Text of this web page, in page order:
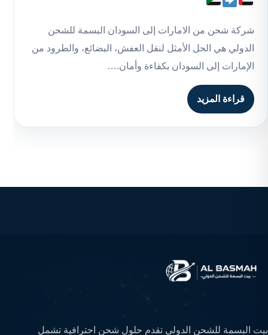
شركة شحن من الامارات إلى السودان البسمة للشحن
الدولي هي الحل الأمثل لنقل العفش، البضائع، والطرود من
الإمارات إلى السودان بكفاءة وأمان.…
قراءة المزيد
بيت البسمة للشحن الدولي تقدم حلول شحن احترافية تشمل